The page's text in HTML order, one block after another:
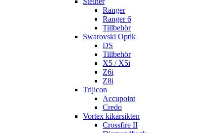
Ranger
Ranger 6
Tillbehör
Swarovski Optik
DS
Tillbehör
X5 / X5i
Z6i
Z8i
Trijicon
Accupoint
Credo
Vortex kikarsikten
Crossfire II